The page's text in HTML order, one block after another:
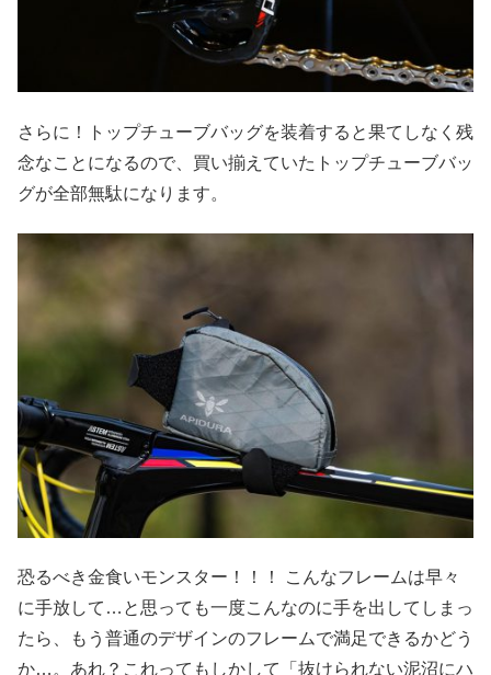
さらに！トップチューブバッグを装着すると果てしなく残
念なことになるので、買い揃えていたトップチューブバッ
グが全部無駄になります。
恐るべき金食いモンスター！！！ こんなフレームは早々
に手放して…と思っても一度こんなのに手を出してしまっ
たら、もう普通のデザインのフレームで満足できるかどう
か…。あれ？これってもしかして「抜けられない泥沼にハ